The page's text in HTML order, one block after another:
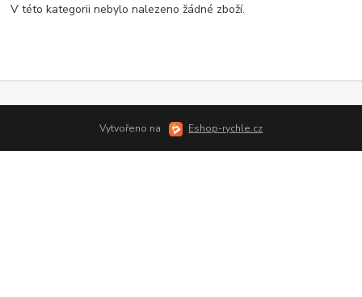
V této kategorii nebylo nalezeno žádné zboží.
Vytvořeno na Eshop-rychle.cz